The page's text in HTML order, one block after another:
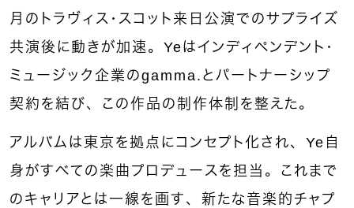
月のトラヴィス・スコット来日公演でのサプライズ
共演後に動きが加速。Yeはインディペンデント・
ミュージック企業のgamma.とパートナーシップ
契約を結び、この作品の制作体制を整えた。
アルバムは東京を拠点にコンセプト化され、Ye自
身がすべての楽曲プロデュースを担当。これまで
のキャリアとは一線を画す、新たな音楽的チャプ